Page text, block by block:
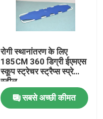
रोगी स्थानांतरण के लिए
185CM 360 डिग्री ईएमएस
स्कूप स्ट्रेचर स्ट्रैप्स स्प्रे
स्टील
सबसे अच्छी कीमत